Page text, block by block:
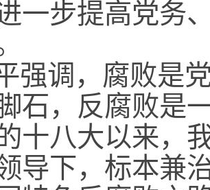
一步提高党务
强调，腐败是
石，反腐败是
十八大以来，
导下，标本兼